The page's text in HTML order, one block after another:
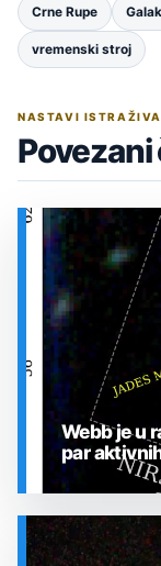
Crne Rupe
vremenski stroj
NASTAVI
SVEMIR
Webb je u
par